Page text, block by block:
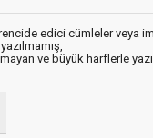
edici cümleler veya
ve büyük harflerle